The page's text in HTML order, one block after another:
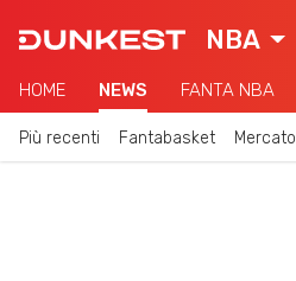
NBA
HOME NEWS FANTA NBA
Più recenti Fantabasket Mercato